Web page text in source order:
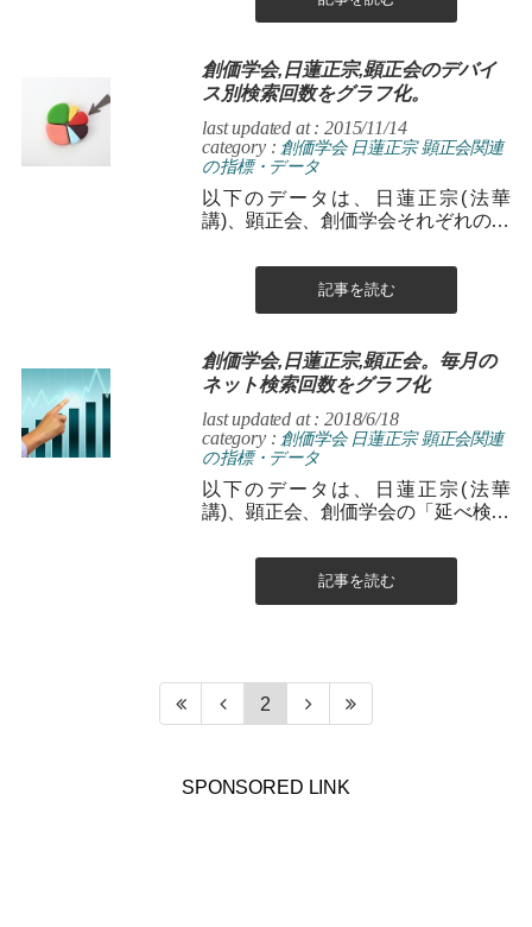
創価学会,日蓮正宗,顕正会のデバイ
ス別検索回数をグラフ化。
last updated at : 2015/11/14
category : 創価学会 日蓮正宗 顕正会関連
の指標・データ
以下のデータは、日蓮正宗(法華
講)、顕正会、創価学会それぞれのイ
デバイス別のパーセンテージをグラ
フ化したもの...記事を読む
創価学会,日蓮正宗,顕正会。毎月の
ネット検索回数をグラフ化
last updated at : 2018/6/18
category : 創価学会 日蓮正宗 顕正会関連
の指標・データ
以下のデータは、日蓮正宗(法華
講)、顕正会、創価学会の「延べ検索
たものです。 データ取得の条件...
記事を読む
2
SPONSORED LINK